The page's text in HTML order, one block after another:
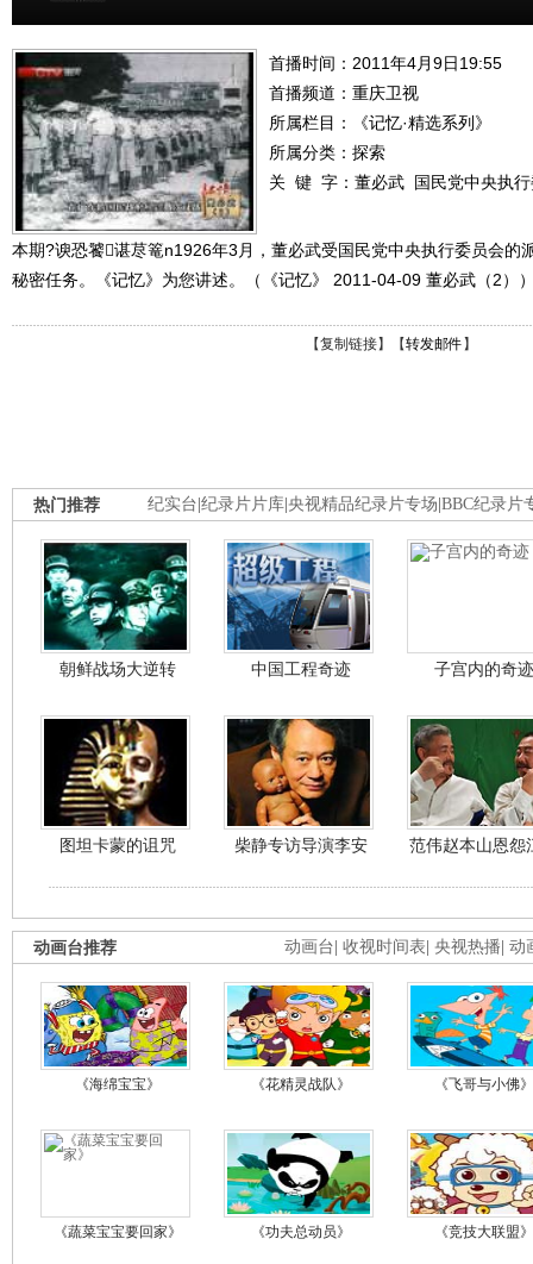
首播时间：2011年4月9日19:55
首播频道： 重庆卫视
所属栏目：
《记忆·精选系列》
所属分类：探索
关 键 字： 董必武 国民党中央执
本期?谀恐饕谌荩篭n1926年3月，董必武受国民党中央执行委员会的
秘密任务。《记忆》为您讲述。（《记忆》 2011-04-09 董必武（2）
【复制链接】【转发邮件 】
纪实台 纪录片片库 央视精品纪录片专场 BBC纪录片
热门推荐
朝鲜战场大逆转 中国工程奇迹 子宫内的奇迹
图坦卡蒙的诅咒 柴静专访导演李安 范伟赵本山恩怨
动画台 收视时间表 央视热播 动
动画台推荐
《海绵宝宝》 《花精灵战队》 《飞哥与小佛》
《蔬菜宝宝要回家》 《功夫总动员》 《竞技大联盟》